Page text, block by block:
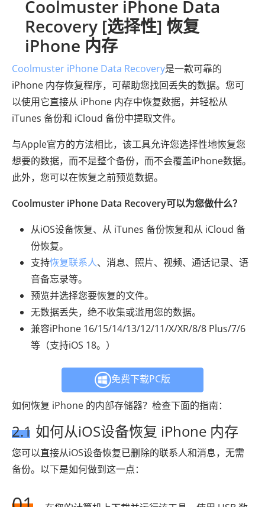
Coolmuster iPhone Data
Recovery [选择性] 恢复
iPhone 内存
Coolmuster iPhone Data Recovery是一款可靠的
iPhone 内存恢复程序，可帮助您找回丢失的数据。您可
以使用它直接从 iPhone 内存中恢复数据，并轻松从
iTunes 备份和 iCloud 备份中提取文件。
与Apple官方的方法相比，该工具允许您选择性地恢复您
想要的数据，而不是整个备份，而不会覆盖iPhone数据。
此外，您可以在恢复之前预览数据。
Coolmuster iPhone Data Recovery可以为您做什么？
从iOS设备恢复、从 iTunes 备份恢复和从 iCloud 备
份恢复。
支持恢复联系人、消息、照片、视频、通话记录、语
音备忘录等。
预览并选择您要恢复的文件。
无数据丢失，绝不收集或滥用您的数据。
兼容iPhone 16/15/14/13/12/11/X/XR/8/8 Plus/7/6
等（支持iOS 18。）
免费下载PC版
如何恢复 iPhone 的内部存储器？检查下面的指南：
2.1 如何从iOS设备恢复 iPhone 内存
您可以直接从iOS设备恢复已删除的联系人和消息，无需
备份。以下是如何做到这一点：